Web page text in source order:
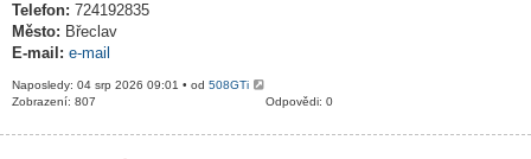
Telefon: 724192835
Město: Břeclav
E-mail: e-mail
Naposledy: 04 srp 2026 09:01 • od 508GTi
Odpovědi: 0
Zobrazení: 807